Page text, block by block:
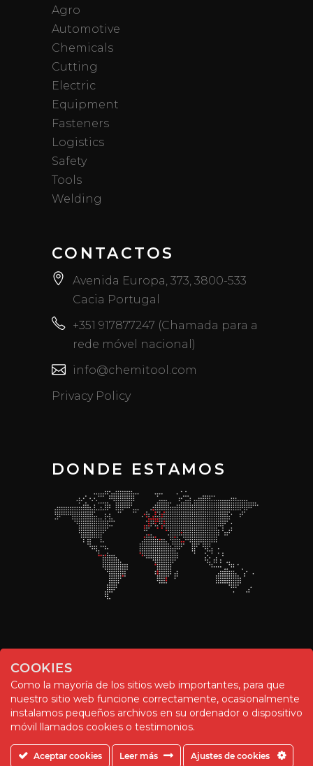
Agro
Automotive
Chemicals
Cutting
Electric
Equipment
Fasteners
Logistics
Safety
Tools
Welding
CONTACTOS
Avenida Europa, 373, 3800-533
Cacia Portugal
+351 917877247 (Chamada para a
rede móvel nacional)
info@chemitool.com
Privacy Policy
DONDE ESTAMOS
© Chemitool – 2020. All rights reserved.
COOKIES
Como la mayoría de los sitios web importantes, para que
nuestro sitio web funcione correctamente, ocasionalmente
instalamos pequeños archivos en su ordenador o dispositivo
móvil llamados cookies o testimonios.
Aceptar cookies Leer más Ajustes de cookies